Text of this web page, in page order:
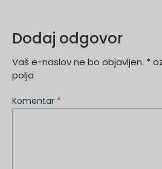
Dodaj odgovor
Vaš e-naslov ne bo objavljen. *
polja
Komentar *